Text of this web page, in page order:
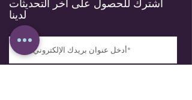
اشترك للحصول على آخر التحديثات
لدينا